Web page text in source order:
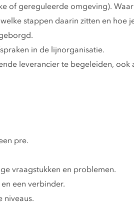
of gereguleerde omgeving).
stappen daarin zitten en hoe
in de lijnorganisatie.
leverancier te begeleiden, ook
pre.
vraagstukken en problemen.
een verbinder.
niveaus.